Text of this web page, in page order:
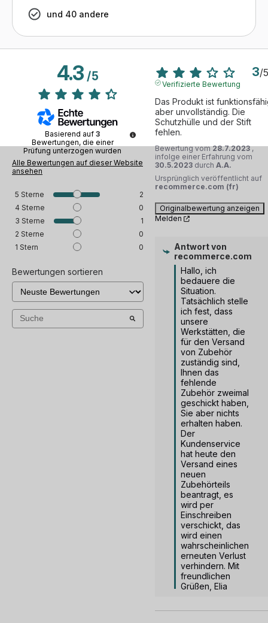
und 40 andere
4.3/5
Basierend auf 3
Bewertungen, die einer
Prüfung unterzogen wurden
Alle Bewertungen auf dieser Website
ansehen
5 Sterne
2
4 Sterne
0
3 Sterne
1
2 Sterne
0
1 Stern 0
Bewertungen sortieren
3/5
Verifizierte Bewertung
Das Produkt ist
aber unvollständig. Die
Schutzhülle und der Stift
fehlen.
Bewertung vom28.7.2023 ,
infolge einer Erfahrung vom
30.5.2023 durch A.A.
Ursprünglich veröffentlicht auf
recommerce.com (fr)
Originalbewertung anzeigen
Melden
Antwort von
recommerce.com
Hallo, ich
bedauere die
Situation.
Tatsächlich stelle
ich fest, dass
unsere
Werkstätten, die
für den Versand
von Zubehör
zuständig sind,
Ihnen das
fehlende
Zubehör zweimal
geschickt haben,
Sie aber nichts
erhalten haben.
Der
Kundenservice
hat heute den
Versand eines
neuen
Zubehörteils
beantragt, es
wird per
Einschreiben
verschickt, das
wird einen
wahrscheinlichen
erneuten Verlust
verhindern. Mit
freundlichen
Grüßen, Elia